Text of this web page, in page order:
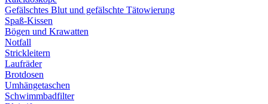
Gefälschtes Blut und gefälschte Tätowierung
Spaß-Kissen
Bögen und Krawatten
Notfall
Strickleitern
Laufräder
Brotdosen
Umhängetaschen
Schwimmbadfilter